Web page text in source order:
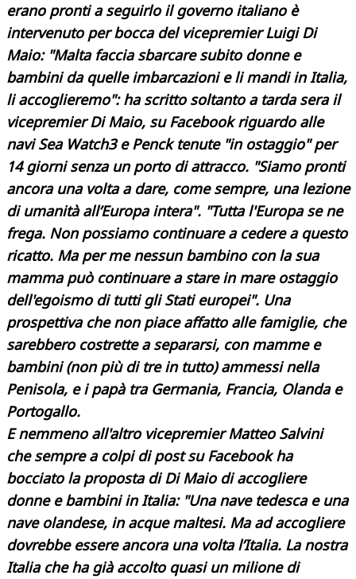
erano pronti a seguirlo il governo italiano è
intervenuto per bocca del vicepremier Luigi Di
Maio: "Malta faccia sbarcare subito donne e
bambini da quelle imbarcazioni e li mandi in Italia,
li accoglieremo": ha scritto soltanto a tarda sera il
vicepremier Di Maio, su Facebook riguardo alle
navi Sea Watch3 e Penck tenute "in ostaggio" per
14 giorni senza un porto di attracco. "Siamo pronti
ancora una volta a dare, come sempre, una lezione
di umanità all’Europa intera". "Tutta l'Europa se ne
frega. Non possiamo continuare a cedere a questo
ricatto. Ma per me nessun bambino con la sua
mamma può continuare a stare in mare ostaggio
dell'egoismo di tutti gli Stati europei". Una
prospettiva che non piace affatto alle famiglie, che
sarebbero costrette a separarsi, con mamme e
bambini (non più di tre in tutto) ammessi nella
Penisola, e i papà tra Germania, Francia, Olanda e
Portogallo.
E nemmeno all'altro vicepremier Matteo Salvini
che sempre a colpi di post su Facebook ha
bocciato la proposta di Di Maio di accogliere
donne e bambini in Italia: "Una nave tedesca e una
nave olandese, in acque maltesi. Ma ad accogliere
dovrebbe essere ancora una volta l’Italia. La nostra
Italia che ha già accolto quasi un milione di